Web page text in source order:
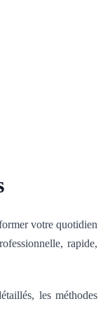
votre quotidien
rapide,
les méthodes